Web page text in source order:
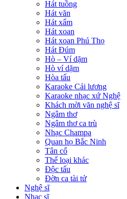
Hát tuồng
Hát văn
Hát xẩm
Hát xoan
Hát xoan Phú Thọ
Hát Đúm
Hò – Ví dặm
Hò ví dặm
Hòa tấu
Karaoke Cải lương
Karaoke nhạc xứ Nghệ
Khách mời văn nghệ sĩ
Ngâm thơ
Ngâm thơ ca trù
Nhạc Champa
Quan họ Bắc Ninh
Tân cổ
Thể loại khác
Độc tấu
Đờn ca tài tử
Nghệ sĩ
Nhạc sĩ